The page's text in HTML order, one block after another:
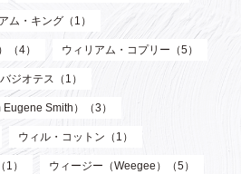
ム・キング（1）
（4） ウィリアム・コプリー（5）
ジオテス（1）
Smith）（3）
ウィル・コットン（1）
） ウィージー（Weegee）（5）